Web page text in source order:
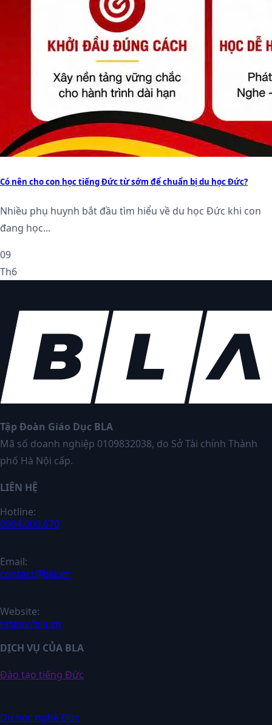
Có nên cho con học tiếng Đức từ sớm để chuẩn bị du học Đức?
Nhiều phụ huynh bắt đầu tìm hiểu về du học Đức khi con
đang học...
09
Th6
Tập Đoàn Giáo Dục BLA
Mã số doanh nghiệp 0109832038, do Sở Tài chính Thành
phố Hà Nội cấp.
LIÊN HỆ
Hotline:
0964.000.670
Email:
contact@bla.vn
Website:
https://bla.vn
DỊCH VỤ CỦA BLA
Đào tạo tiếng Đức
Du học nghề Đức